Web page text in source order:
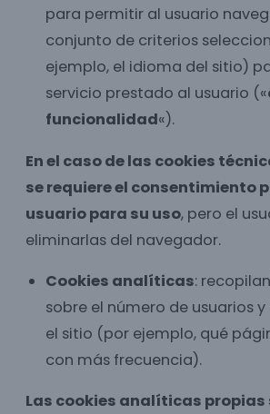
para permitir al usuario
conjunto de criterios
ejemplo, el idioma del sitio)
servicio prestado al usuario («
funcionalidad«).
En el caso de las cookies
se requiere el consentimiento
usuario para su uso, pero el
eliminarlas del navegador.
Cookies analíticas:
sobre el número de usuarios
el sitio (por ejemplo, qué
con más frecuencia).
Las cookies analíticas propias